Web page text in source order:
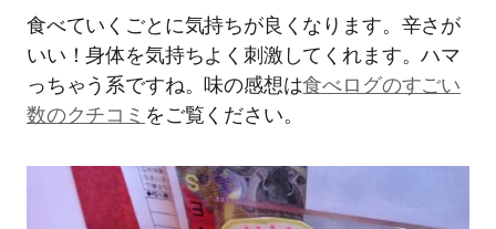
食べていくごとに気持ちが良くなります。辛さが
いい！身体を気持ちよく刺激してくれます。ハマ
っちゃう系ですね。味の感想は食べログのすごい
数のクチコミ をご覧ください。